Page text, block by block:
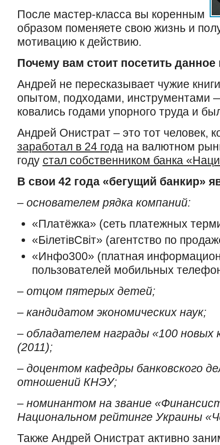
После мастер-класса вы коренным
образом поменяете свою жизнь и
мотивацию к действию.
Почему вам стоит посетить
Андрей не пересказывает чужие
опытом, подходами, инструментами
ковались годами упорного труда и
Андрей Онистрат – это тот человек,
заработал в 24 годана валютном
году стал собственником банка
В свои 42 года «бегущий банкир»
–основателем рядка компаний:
«Платёжка» (сеть платежных
«БілетівСвіт» (агентство по
«Инфо300» (платная
пользователей мобильных
– отцом пятерых детей;
– кандидатом экономических наук;
– обладателем награды «100 новых
(2011);
– доцентом кафедры банковского
отношений КНЭУ;
– номинантом на звание
Национальном рейтинге Украины
Также Андрей Онистрат активно